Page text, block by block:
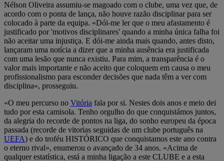
Nélson Oliveira assumiu-se magoado com o clube, uma vez que, de
acordo com o ponta de lança, não houve razão disciplinar para ser
colocado à parte da equipa. «Dói-me ler que o meu afastamento é
justificado por 'motivos disciplinares' quando a minha única falha foi
não aceitar uma injustiça. E dói-me ainda mais quando, antes disto,
lançaram uma notícia a dizer que a minha ausência era justificada
com uma lesão que nunca existiu. Para mim, a transparência é o
valor mais importante e não aceito que coloquem em causa o meu
profissionalismo para esconder decisões que nada têm a ver com
disciplina», prosseguiu.
«O meu percurso no Vitória fala por si. Nestes dois anos e meio dei
tudo por esta camisola. Tenho orgulho do que conquistámos juntos,
da alegria do recorde de pontos na liga, do sonho europeu da época
passada (recorde de vitorias seguidas de um clube português na
UEFA) e do troféu HISTÓRICO que conquistamos este ano contra
o eterno rival», enumerou o avançado de 34 anos. «Acima de
qualquer estatística, está a minha ligação a este CLUBE e a esta